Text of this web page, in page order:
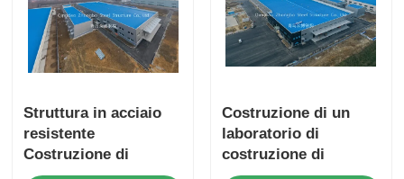
Struttura in acciaio
resistente
Costruzione di
laboratori con
Costruzione di un
laboratorio di
costruzione di
strutture in acciaio